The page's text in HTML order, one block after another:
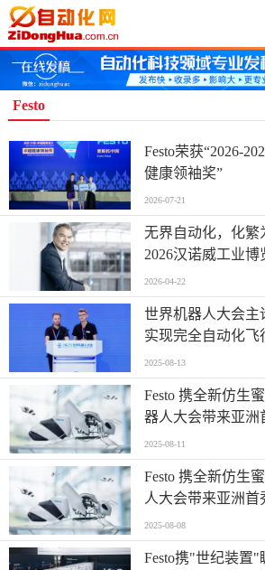
Festo
Festo荣获“2026-
健康领袖奖”
2026-07-21
无界自动化，化繁
2026汉诺威工业博
2026-04-22
世界机器人大会主
实现完全自动化飞
习网络技术负责人
题演讲
2025-08-13
Festo 携全新仿生
器人大会带来亚洲
2025-08-11
Festo 携全新仿生
人大会带来亚洲首
2025-08-08
Festo携"世纪装置"